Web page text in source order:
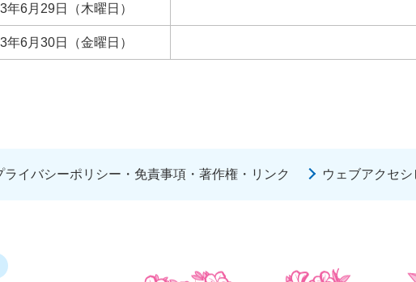
年6月29日（木曜日）
年6月30日（金曜日）
ライバシーポリシー・免責事項・著作権・リンク ウェブアクセ